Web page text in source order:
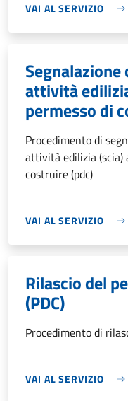
VAI AL SERVIZIO
attività
permesso di
Procedimento di
attività edilizia (scia)
costruire (pdc)
VAI AL SERVIZIO
Rilascio del
(PDC)
Procedimento di
VAI AL SERVIZIO